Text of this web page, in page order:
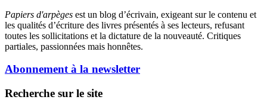
Papiers d'arpèges est un blog d’écrivain, exigeant sur le contenu et
les qualités d’écriture des livres présentés à ses lecteurs, refusant
toutes les sollicitations et la dictature de la nouveauté. Critiques
partiales, passionnées mais honnêtes.
Abonnement à la newsletter
Recherche sur le site